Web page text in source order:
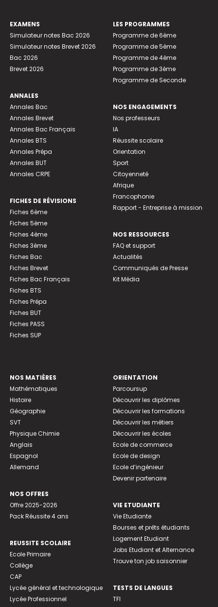
EXAMENS
Simulateur notes Bac 2026
Simulateur notes Brevet 2026
Bac 2026
Brevet 2026
ANNALES
Annales Bac
Annales Brevet
Annales Bac Français
Annales BTS
Annales Prépa
Annales BUT
Annales CRPE
FICHES DE RÉVISIONS
Fiches 6ème
Fiches 5ème
Fiches 4ème
Fiches 3ème
Fiches Bac
Fiches Brevet
Fiches Bac Français
Fiches BTS
Fiches Prépa
Fiches BUT
Fiches PASS
Fiches SUP
LES PROGRAMMES
Programme de 6ème
Programme de 5ème
Programme de 4ème
Programme de 3ème
Programme de Seconde
NOS ENGAGEMENTS
Nos professeurs
IA
Réussite scolaire
Orientation
Sport
Citoyenneté
Afrique
Francophonie
Rapport - Entreprise à mission
NOS RESSOURCES
FAQ et support
Actualités
Communiqués de Presse
Kit Média
NOS MATIÈRES
Mathématiques
Histoire
Géographie
SVT
Physique Chimie
Anglais
Espagnol
Allemand
NOS OFFRES
Offre 2025-2026
Pack Réussite 4 ans
REUSSITE SCOLAIRE
Ecole Primaire
Collège
CAP
Lycée général et technologique
Lycée Professionnel
ORIENTATION
Parcoursup
Découvrir les diplômes
Découvrir les formations
Découvrir les métiers
Découvrir les écoles
Ecole de commerce
Ecole de design
Ecole d’ingénieur
Devenir partenaire
VIE ETUDIANTE
Vie Etudiante
Bourses et prêts étudiants
Logement Etudiant
Jobs Etudiant et Alternance
Trouve ton job saisonnier
TESTS DE LANGUES
TFI